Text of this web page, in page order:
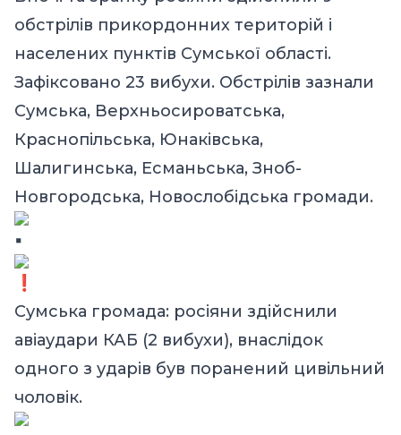
обстрілів прикордонних територій і
населених пунктів Сумської області.
Зафіксовано 23 вибухи. Обстрілів зазнали
Сумська, Верхньосироватська,
Краснопільська, Юнаківська,
Шалигинська, Есманьська, Зноб-
Новгородська, Новослобідська громади.
Сумська громада: росіяни здійснили
авіаудари КАБ (2 вибухи), внаслідок
одного з ударів був поранений цивільний
чоловік.